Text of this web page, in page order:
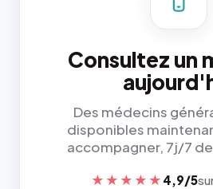
Consultez un
Des médecins
disponibles
accompagner, 7j/7
★★★★★ 4,9/5